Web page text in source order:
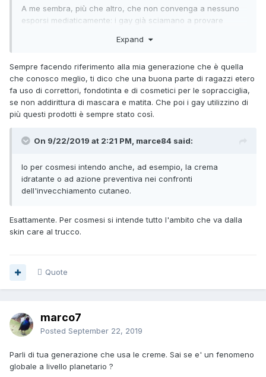
A me sembra, più che altro, che non convenga a nessuno
esporsi mediaticamente: i gay già sciamano a provare
miratea mentre gli etero che vogliono continuare ad offrire
pubblicità di un ragazzo che si mette il rossetto.
Noi ci siamo sempre truccati, ed anzi sono stati quelli più
truccati di noi a dare inizio a Stonewall.
Roba contronatura.
Expand
Sempre facendo riferimento alla mia generazione che è quella
che conosco meglio, ti dico che una buona parte di ragazzi etero
fa uso di correttori, fondotinta e di cosmetici per le sopracciglia,
se non addirittura di mascara e matita. Che poi i gay utilizzino di
più questi prodotti è sempre stato così.
On 9/22/2019 at 2:21 PM, marce84 said:
Io per cosmesi intendo anche, ad esempio, la crema
idratante o ad azione preventiva nei confronti
dell'invecchiamento cutaneo.
Esattamente. Per cosmesi si intende tutto l'ambito che va dalla
skin care al trucco.
Quote
marco7
Posted September 22, 2019
Parli di tua generazione che usa le creme. Sai se e' un fenomeno
globale a livello planetario ?